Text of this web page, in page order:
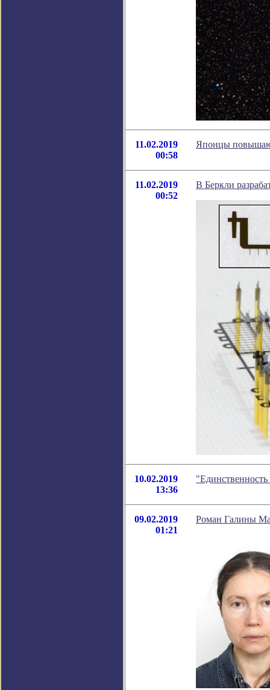
11.02.2019
00:58
Японцы
11.02.2019
00:52
В Беркли
10.02.2019
13:36
09.02.2019
01:21
Роман Галины